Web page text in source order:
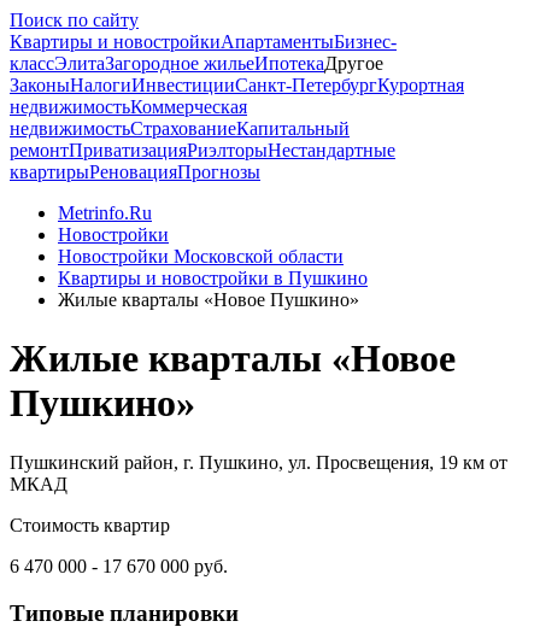
Поиск по сайту
Квартиры и новостройкиАпартаментыБизнес-
классЭлитаЗагородное жильеИпотекаДругое
ЗаконыНалогиИнвестицииСанкт-ПетербургКурортная
недвижимостьКоммерческая
недвижимостьСтрахованиеКапитальный
ремонтПриватизацияРиэлторыНестандартные
квартирыРеновацияПрогнозы
Metrinfo.Ru
Новостройки
Новостройки Московской области
Квартиры и новостройки в Пушкино
Жилые кварталы «Новое Пушкино»
Жилые кварталы «Новое
Пушкино»
Пушкинский район, г. Пушкино, ул. Просвещения, 19 км от
МКАД
Стоимость квартир
6 470 000 - 17 670 000 руб.
Типовые планировки